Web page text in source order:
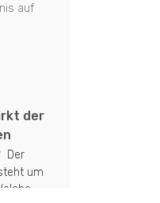
auf
der
Der
um